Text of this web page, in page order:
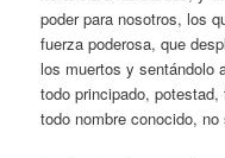
poder para nosotros, los
fuerza poderosa, que
los muertos y sentándolo
todo principado,
todo nombre conocido,